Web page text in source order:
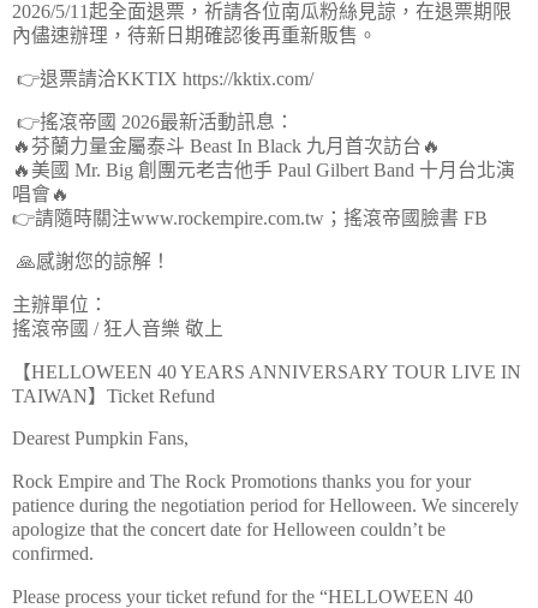
2026/5/11起全面退票，祈請各位南瓜粉絲見諒，在退票期限
內儘速辦理，待新日期確認後再重新販售。
👉退票請洽KKTIX https://kktix.com/
👉搖滾帝國 2026最新活動訊息：
🔥芬蘭力量金屬泰斗 Beast In Black 九月首次訪台🔥
🔥美國 Mr. Big 創團元老吉他手 Paul Gilbert Band 十月台北演
唱會🔥
👉請隨時關注www.rockempire.com.tw；搖滾帝國臉書 FB
🙏感謝您的諒解！
主辦單位：
搖滾帝國 / 狂人音樂 敬上
【HELLOWEEN 40 YEARS ANNIVERSARY TOUR LIVE IN
TAIWAN】Ticket Refund
Dearest Pumpkin Fans,
Rock Empire and The Rock Promotions thanks you for your
patience during the negotiation period for Helloween. We sincerely
apologize that the concert date for Helloween couldn’t be
confirmed.
Please process your ticket refund for the “HELLOWEEN 40